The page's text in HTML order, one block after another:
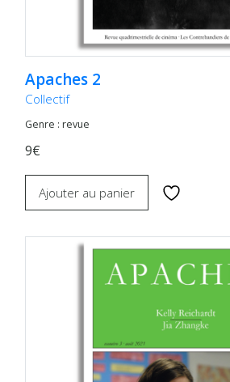
Apaches 2
Collectif
Genre : revue
9€
Ajouter au panier